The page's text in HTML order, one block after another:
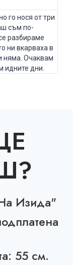
го нося от три
съм по-
разбираме
ни вкарваха в
няма. Очаквам
идните дни.
Изида"
55 см.